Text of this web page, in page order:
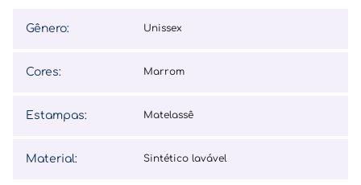
Gênero: unissex
Cores: marrom
Estampas: matelassê
Material: sintético lavável